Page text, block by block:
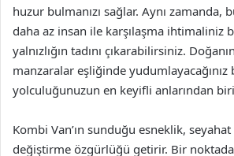
huzur bulmanızı sağlar. Aynı zamanda,
daha az insan ile karşılaşma ihtimaliniz
yalnızlığın tadını çıkarabilirsiniz.
manzaralar eşliğinde yudumlayacağınız
yolculuğunuzun en keyifli anlarından
Kombi Van’ın sunduğu esneklik, seyahat
değiştirme özgürlüğü getirir. Bir